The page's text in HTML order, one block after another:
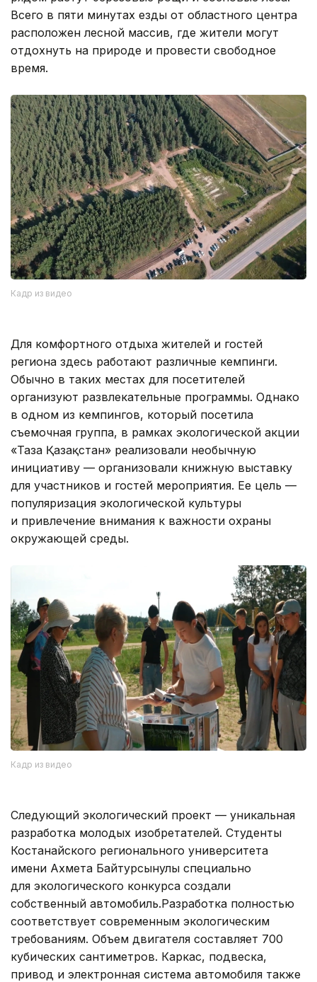
Всего в пяти минутах езды от областного центра
расположен лесной массив, где жители могут
отдохнуть на природе и провести свободное
время.
Кадр из видео
Для комфортного отдыха жителей и гостей
региона здесь работают различные кемпинги.
Обычно в таких местах для посетителей
организуют развлекательные программы. Однако
в одном из кемпингов, который посетила
съемочная группа, в рамках экологической акции
«Таза Қазақстан» реализовали необычную
инициативу — организовали книжную выставку
для участников и гостей мероприятия. Ее цель —
популяризация экологической культуры
и привлечение внимания к важности охраны
окружающей среды.
Кадр из видео
Следующий экологический проект — уникальная
разработка молодых изобретателей. Студенты
Костанайского регионального университета
имени Ахмета Байтурсынулы специально
для экологического конкурса создали
собственный автомобиль.Разработка полностью
соответствует современным экологическим
требованиям. Объем двигателя составляет 700
кубических сантиметров. Каркас, подвеска,
привод и электронная система автомобиля также